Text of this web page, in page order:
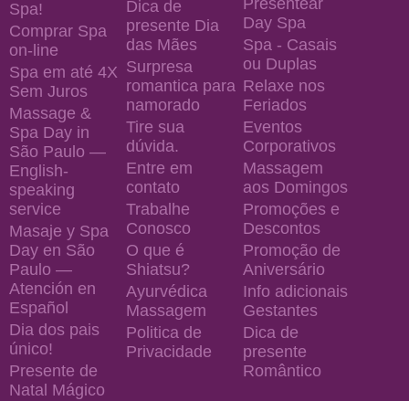
Spa!
Comprar Spa
on-line
Spa em até 4X
Sem Juros
Massage &
Spa Day in
São Paulo —
English-
speaking
service
Masaje y Spa
Day en São
Paulo —
Atención en
Español
Dia dos pais
único!
Presente de
Natal Mágico
Dica de
presente Dia
das Mães
Surpresa
romantica para
namorado
Tire sua
dúvida.
Entre em
contato
Trabalhe
Conosco
O que é
Shiatsu?
Ayurvédica
Massagem
Politica de
Privacidade
Presentear
Day Spa
Spa - Casais
ou Duplas
Relaxe nos
Feriados
Eventos
Corporativos
Massagem
aos Domingos
Promoções e
Descontos
Promoção de
Aniversário
Info adicionais
Gestantes
Dica de
presente
Romântico